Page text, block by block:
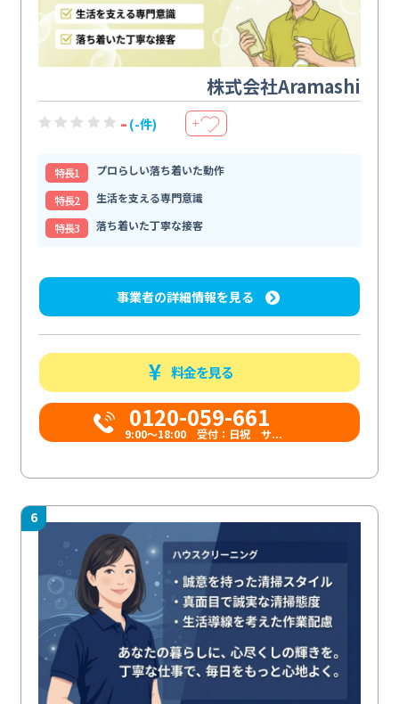
株式会社Aramashi
- (-件) ＋
特⻑1
プロらしい落ち着いた動作
特⻑2
生活を支える専門意識
特⻑3
落ち着いた丁寧な接客
事業者の詳細情報を見る
料金を見る
0120-059-661
9:00〜18:00 受付：日祝 サ...
6